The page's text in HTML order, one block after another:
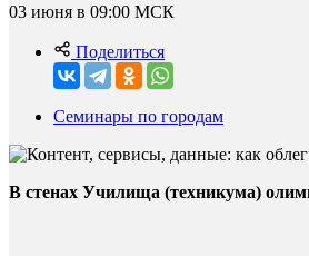
03 июня в 09:00 МСК
Поделиться
Семинары по городам
В стенах Училища (техникума)